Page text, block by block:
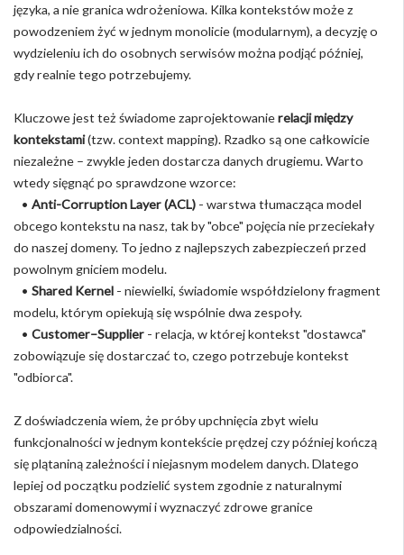
języka, a nie granica wdrożeniowa. Kilka kontekstów może z
powodzeniem żyć w jednym monolicie (modularnym), a decyzję o
wydzieleniu ich do osobnych serwisów można podjąć później,
gdy realnie tego potrzebujemy.
Kluczowe jest też świadome zaprojektowanierelacji między
kontekstami(tzw. context mapping). Rzadko są one całkowicie
niezależne – zwykle jeden dostarcza danych drugiemu. Warto
wtedy sięgnąć po sprawdzone wzorce:
• Anti-Corruption Layer (ACL) - warstwa tłumacząca model
obcego kontekstu na nasz, tak by "obce" pojęcia nie przeciekały
do naszej domeny. To jedno z najlepszych zabezpieczeń przed
powolnym gniciem modelu.
• Shared Kernel - niewielki, świadomie współdzielony fragment
modelu, którym opiekują się wspólnie dwa zespoły.
• Customer–Supplier - relacja, w której kontekst "dostawca"
zobowiązuje się dostarczać to, czego potrzebuje kontekst
"odbiorca".
Z doświadczenia wiem, że próby upchnięcia zbyt wielu
funkcjonalności w jednym kontekście prędzej czy później kończą
się plątaniną zależności i niejasnym modelem danych. Dlatego
lepiej od początku podzielić system zgodnie z naturalnymi
obszarami domenowymi i wyznaczyć zdrowe granice
odpowiedzialności.